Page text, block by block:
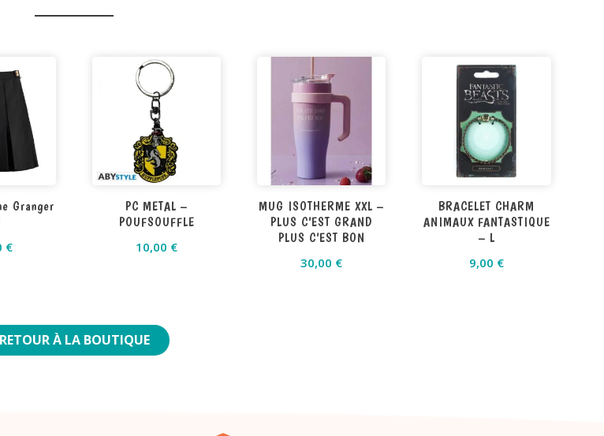
Granger
€
PC METAL –
POUFSOUFFLE
10,00 €
MUG ISOTHERME XXL –
PLUS C’EST GRAND
PLUS C’EST BON
30,00 €
BRACELET CHARM
ANIMAUX FANTASTIQUE
– L
9,00 €
RETOUR À LA BOUTIQUE